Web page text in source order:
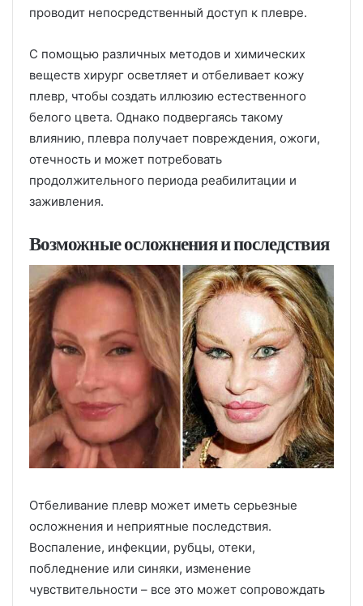
проводит непосредственный доступ к плевре.
С помощью различных методов и химических
веществ хирург осветляет и отбеливает кожу
плевр, чтобы создать иллюзию естественного
белого цвета. Однако подвергаясь такому
влиянию, плевра получает повреждения, ожоги,
отечность и может потребовать
продолжительного периода реабилитации и
заживления.
Возможные осложнения и последствия
Отбеливание плевр может иметь серьезные
осложнения и неприятные последствия.
Воспаление, инфекции, рубцы, отеки,
побледнение или синяки, изменение
чувствительности – все это может сопровождать